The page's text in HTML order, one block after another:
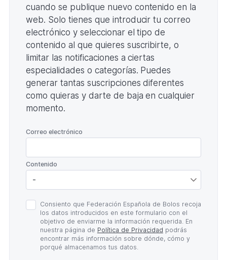
cuando se publique nuevo contenido en la
web. Solo tienes que introducir tu correo
electrónico y seleccionar el tipo de
contenido al que quieres suscribirte, o
limitar las notificaciones a ciertas
especialidades o categorías. Puedes
generar tantas suscripciones diferentes
como quieras y darte de baja en cualquier
momento.
Correo electrónico
Contenido
Política
de
Privacidad
Consiento que Federación Española de Bolos recoja
los datos introducidos en este formulario con el
objetivo de enviarme la información requerida. En
nuestra página de Política de Privacidad podrás
encontrar más información sobre dónde, cómo y
porqué almacenamos tus datos.